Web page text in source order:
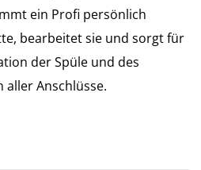
ein Profi persönlich
bearbeitet sie und sorgt für
der Spüle und des
aller Anschlüsse.